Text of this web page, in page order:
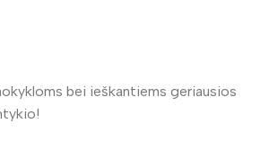
bei ieškantiems geriausios